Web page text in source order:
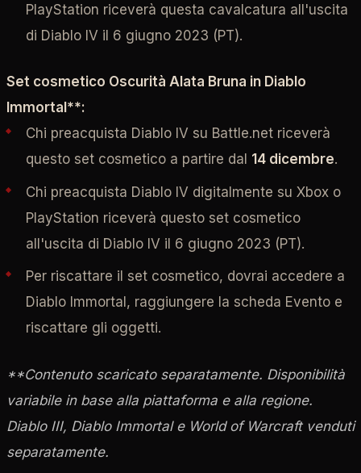
PlayStation riceverà questa cavalcatura all'uscita
di Diablo IV il 6 giugno 2023 (PT).
Set cosmetico Oscurità Alata Bruna in Diablo
Immortal**:
Chi preacquista Diablo IV su Battle.net riceverà
questo set cosmetico a partire dal 14 dicembre.
Chi preacquista Diablo IV digitalmente su Xbox o
PlayStation riceverà questo set cosmetico
all'uscita di Diablo IV il 6 giugno 2023 (PT).
Per riscattare il set cosmetico, dovrai accedere a
Diablo Immortal, raggiungere la scheda Evento e
riscattare gli oggetti.
**Contenuto scaricato separatamente. Disponibilità
variabile in base alla piattaforma e alla regione.
Diablo III, Diablo Immortal e World of Warcraft venduti
separatamente.